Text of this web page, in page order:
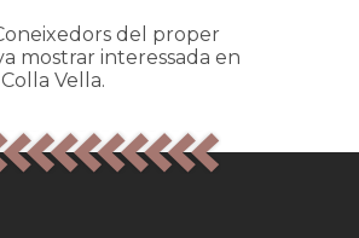
del proper
mostrar interessada en
Vella.